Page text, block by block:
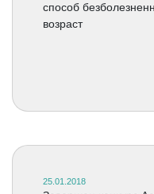
способ
возраст
25.01.2018